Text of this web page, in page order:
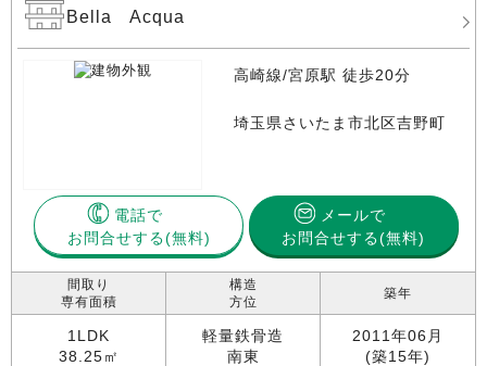
Bella Acqua
高崎線/宮原駅 徒歩20分
埼玉県さいたま市北区吉野町
電話で
お問合せする
メールで
お問合せする(無料)
間取り
専有面積
1LDK
38.25㎡
構造
方位
軽量鉄骨造
南東
築年
2011年06月
(築15年)